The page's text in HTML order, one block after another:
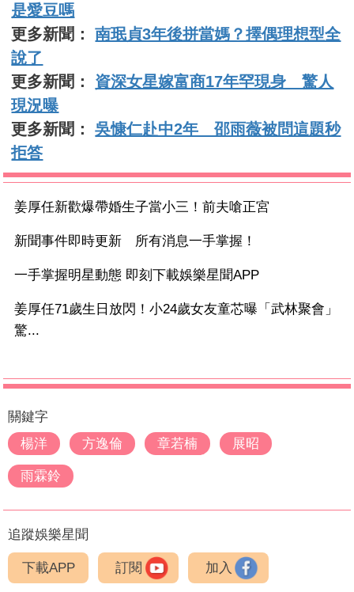
是愛豆嗎
更多新聞：南珉貞3年後拼當媽？擇偶理想型全
說了
更多新聞： 資深女星嫁富商17年罕現身 驚人
現況曝
更多新聞：吳慷仁赴中2年 邵雨薇被問這題秒
拒答
姜厚任新歡爆帶婚生子當小三！前夫嗆正宮
新聞事件即時更新 所有消息一手掌握！
一手掌握明星動態 即刻下載娛樂星聞APP
姜厚任71歲生日放閃！小24歲女友童芯曝「武林聚會」
驚...
關鍵字
楊洋
方逸倫 章若楠 展昭
雨霖鈴
追蹤娛樂星聞
下載APP 訂閱 加入